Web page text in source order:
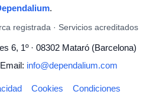
.
registrada · Servicios acreditados
6, 1º · 08302 Mataró (Barcelona)
Email: info@dependalium.com
Cookies Condiciones